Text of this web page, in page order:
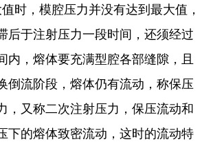
时，模腔压力并没有达到最大值，
后于注射压力一段时间，还须经过
内，熔体要充满型腔各部缝隙，且
倒流阶段，熔体仍有流动，称保压
，又称二次注射压力，保压流动和
下的熔体致密流动，这时的流动特